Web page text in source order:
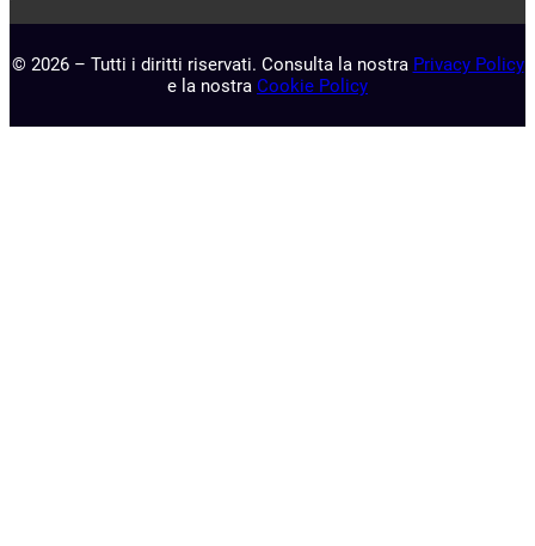
© 2026 – Tutti i diritti riservati. Consulta la nostra Privacy Policy
e la nostra Cookie Policy